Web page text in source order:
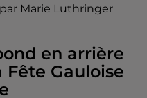
Marie Luthringer
en arrière
Fête Gauloise